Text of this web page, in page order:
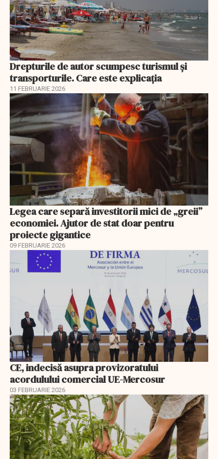
Drepturile de autor scumpesc turismul și
transporturile. Care este explicația
11 FEBRUARIE 2026
Legea care separă investitorii mici de „greii”
economiei. Ajutor de stat doar pentru
proiecte gigantice
09 FEBRUARIE 2026
CE, indecisă asupra provizoratului
acordulului comercial UE-Mercosur
03 FEBRUARIE 2026